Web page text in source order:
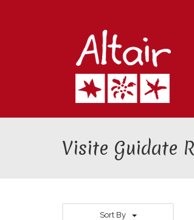
Visite Guidate
Sort By